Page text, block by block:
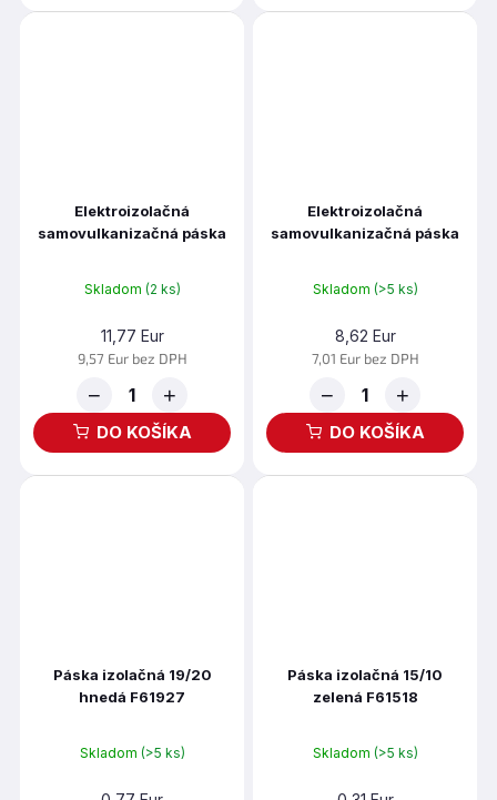
Elektroizolačná
samovulkanizačná páska
dĺžka 3,5m
Skladom (2 ks)
11,77 Eur
9,57 Eur bez DPH
− +
DO KOŠÍKA
Elektroizolačná
samovulkanizačná páska
dĺžka 3,5m
Skladom (>5 ks)
8,62 Eur
7,01 Eur bez DPH
− +
DO KOŠÍKA
Páska izolačná 19/20
hnedá F61927
Skladom (>5 ks)
Páska izolačná 15/10
zelená F61518
Skladom (>5 ks)